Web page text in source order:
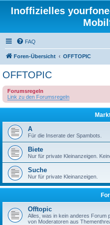
Inoffizielles
FAQ
Foren-Übersicht OFFTOPIC
OFFTOPIC
Forumsregeln
Link zu den Forumsregeln
A
Für die Inserate der Spambots.
Biete
Nur für private Kleinanzeigen.
Suche
Nur für private Kleinanzeigen.
Offtopic
Alles, was in kein anderes Forum
von Moderatoren aus